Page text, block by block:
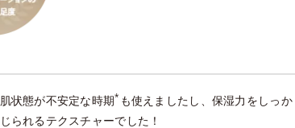
肌状態が不安定な時期* も使えましたし、保湿力をしっ
じられるテクスチャーでした！